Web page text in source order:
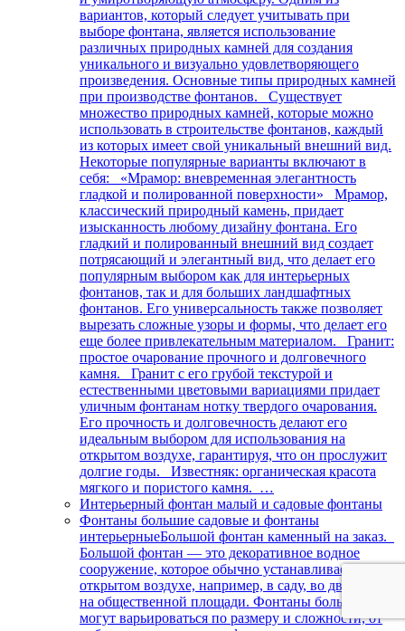
вариантов, который следует учитывать при
выборе фонтана, является использование
различных природных камней для создания
уникального и визуально удовлетворяющего
произведения. Основные типы природных камней
при производстве фонтанов. Существует
множество природных камней, которые можно
использовать в строительстве фонтанов, каждый
из которых имеет свой уникальный внешний вид.
Некоторые популярные варианты включают в
себя: «Мрамор: вневременная элегантность
гладкой и полированной поверхности» Мрамор,
классический природный камень, придает
изысканность любому дизайну фонтана. Его
гладкий и полированный внешний вид создает
потрясающий и элегантный вид, что делает его
популярным выбором как для интерьерных
фонтанов, так и для больших ландшафтных
фонтанов. Его универсальность также позволяет
вырезать сложные узоры и формы, что делает его
еще более привлекательным материалом. Гранит:
простое очарование прочного и долговечного
камня. Гранит с его грубой текстурой и
естественными цветовыми вариациями придает
уличным фонтанам нотку твердого очарования.
Его прочность и долговечность делают его
идеальным выбором для использования на
открытом воздухе, гарантируя, что он прослужит
долгие годы. Известняк: органическая красота
мягкого и пористого камня. …
Интерьерный фонтан малый и садовые фонтаны
Фонтаны большие садовые и фонтаны
интерьерныеБольшой фонтан каменный на заказ.
Большой фонтан — это декоративное водное
сооружение, которое обычно устанавливается на
открытом воздухе, например, в саду, во дворе или
на общественной площади. Фонтаны большие
могут варьироваться по размеру и сложности, от